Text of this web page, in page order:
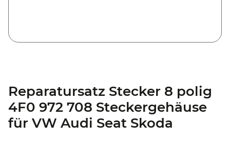
Reparatursatz Stecker 8 polig
4F0 972 708 Steckergehäuse
für VW Audi Seat Skoda